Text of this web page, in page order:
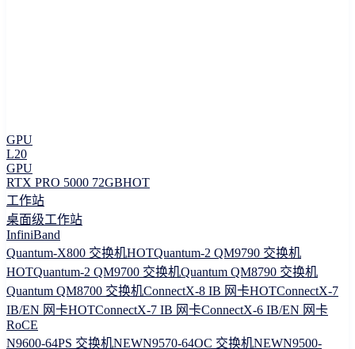
GPU
L20
GPU
RTX PRO 5000 72GBHOT
工作站
桌面级工作站
InfiniBand
Quantum-X800 交换机HOTQuantum-2 QM9790 交换机
HOTQuantum-2 QM9700 交换机Quantum QM8790 交换机
Quantum QM8700 交换机ConnectX-8 IB 网卡HOTConnectX-7
IB/EN 网卡HOTConnectX-7 IB 网卡ConnectX-6 IB/EN 网卡
RoCE
N9600-64PS 交换机NEWN9570-64OC 交换机NEWN9500-